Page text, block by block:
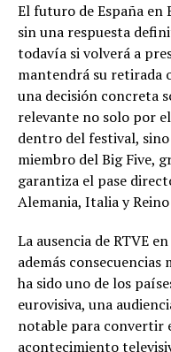
El futuro de España en
sin una respuesta
todavía si volverá a
mantendrá su retirada
una decisión concreta
relevante no solo por
dentro del festival,
miembro del Big Five,
garantiza el pase
Alemania, Italia y
La ausencia de RTVE
además consecuencias
ha sido uno de los
eurovisiva, una
notable para convertir
acontecimiento